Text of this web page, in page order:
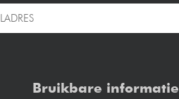
Bruikbare informatie